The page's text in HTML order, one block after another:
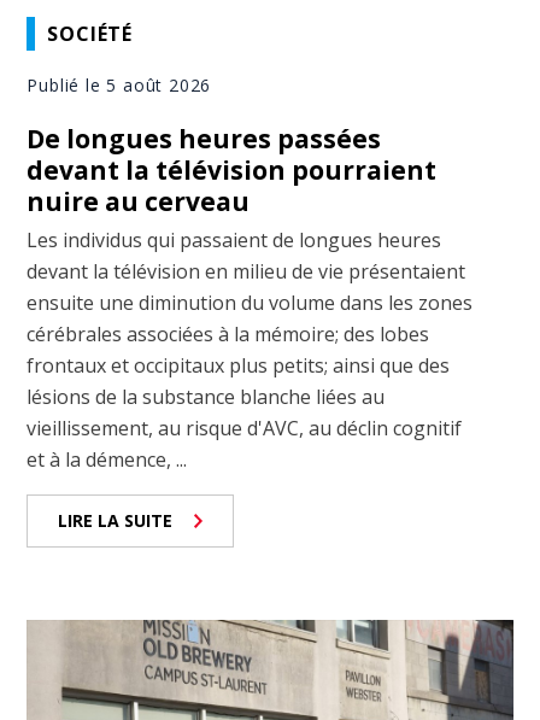
SOCIÉTÉ
Publié le 5 août 2026
De longues heures passées
devant la télévision pourraient
nuire au cerveau
Les individus qui passaient de longues heures
devant la télévision en milieu de vie présentaient
ensuite une diminution du volume dans les zones
cérébrales associées à la mémoire; des lobes
frontaux et occipitaux plus petits; ainsi que des
lésions de la substance blanche liées au
vieillissement, au risque d'AVC, au déclin cognitif
et à la démence, ...
LIRE LA SUITE